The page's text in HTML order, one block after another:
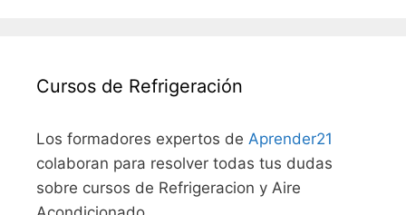
Cursos de Refrigeración
Los formadores expertos de Aprender21
colaboran para resolver todas tus dudas
sobre cursos de Refrigeracion y Aire